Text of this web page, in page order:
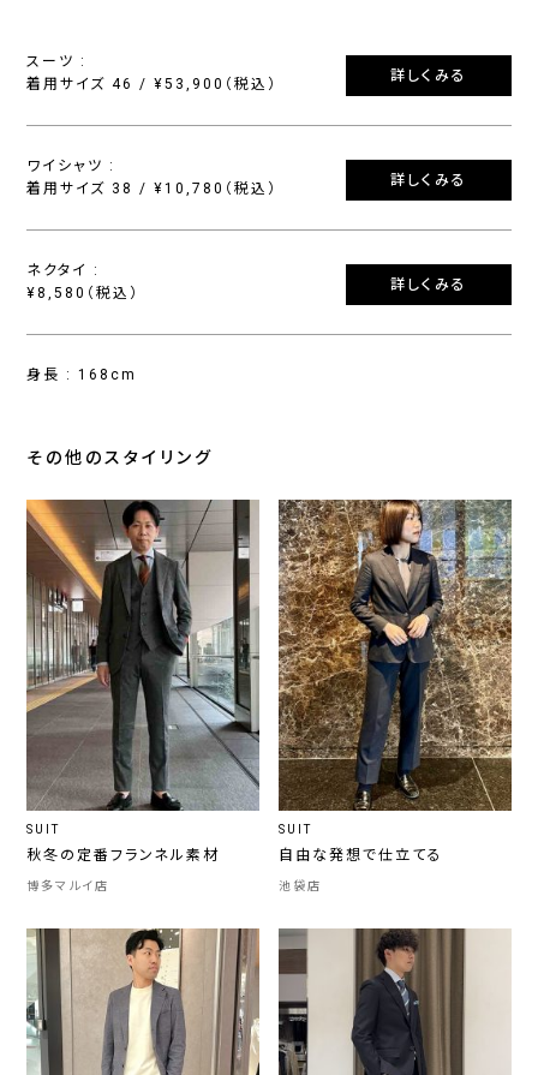
スーツ :
着用サイズ 46 / ¥53,900（税込）
詳しくみる
ワイシャツ :
着用サイズ 38 / ¥10,780（税込）
詳しくみる
ネクタイ :
¥8,580（税込）
詳しくみる
身長 : 168cm
その他のスタイリング
SUIT
秋冬の定番フランネル素材
博多マルイ店
SUIT
自由な発想で仕立てる
池袋店